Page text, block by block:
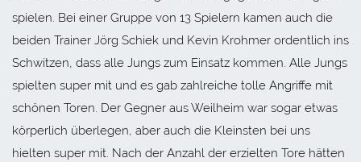
spielen. Bei einer Gruppe von 13 Spielern kamen auch die
beiden Trainer Jörg Schiek und Kevin Krohmer ordentlich ins
Schwitzen, dass alle Jungs zum Einsatz kommen. Alle Jungs
spielten super mit und es gab zahlreiche tolle Angriffe mit
schönen Toren. Der Gegner aus Weilheim war sogar etwas
körperlich überlegen, aber auch die Kleinsten bei uns
hielten super mit. Nach der Anzahl der erzielten Tore hätten